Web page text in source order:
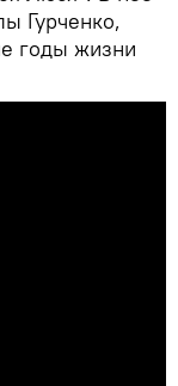
Гурченко,
годы жизни